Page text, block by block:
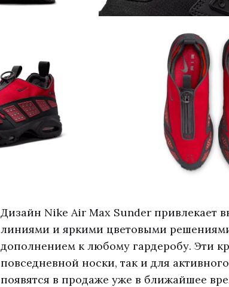
Дизайн Nike Air Max Sunder привлекает
линиями и яркими цветовыми
дополнением к любому гардеробу. Эти
повседневной носки, так и для
появятся в продаже уже в ближайшее